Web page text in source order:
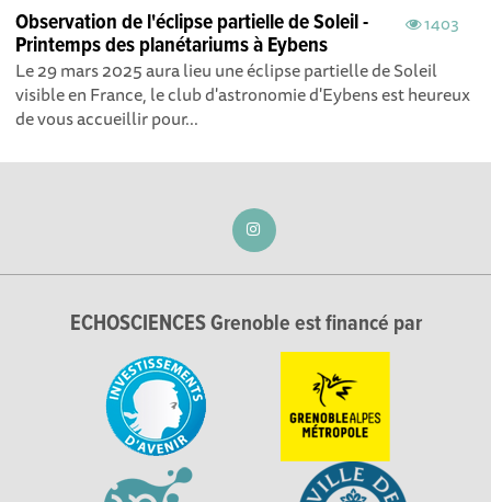
1403
Observation de l'éclipse partielle de Soleil -
Printemps des planétariums à Eybens
Le 29 mars 2025 aura lieu une éclipse partielle de Soleil
visible en France, le club d'astronomie d'Eybens est heureux
de vous accueillir pour...
ECHOSCIENCES Grenoble est financé par